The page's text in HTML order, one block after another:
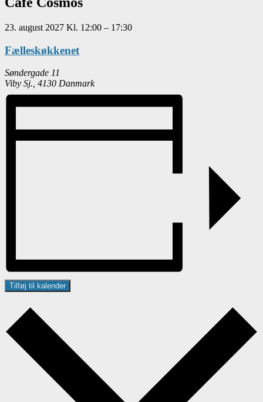
23. august 2027 Kl. 12:00 – 17:30
Fælleskøkkenet
Søndergade 11
Viby Sj. 4130 Danmark
Tilføj til kalender